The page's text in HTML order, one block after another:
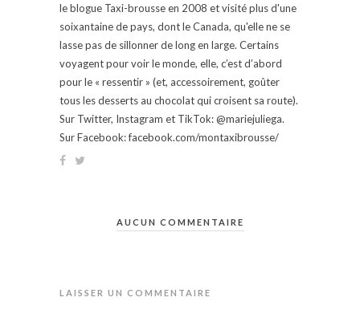
le blogue Taxi-brousse en 2008 et visité plus d'une
soixantaine de pays, dont le Canada, qu'elle ne se
lasse pas de sillonner de long en large. Certains
voyagent pour voir le monde, elle, c’est d’abord
pour le « ressentir » (et, accessoirement, goûter
tous les desserts au chocolat qui croisent sa route).
Sur Twitter, Instagram et TikTok: @mariejuliega.
Sur Facebook: facebook.com/montaxibrousse/
AUCUN COMMENTAIRE
LAISSER UN COMMENTAIRE